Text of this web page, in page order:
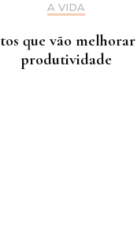
A VIDA
que vão melhorar
produtividade